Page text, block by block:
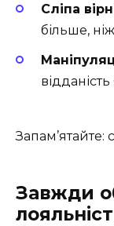
Сліпа
більше,
Запам’ятайте:
Завжди